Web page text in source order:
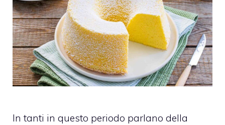
In tanti in questo periodo parlano della